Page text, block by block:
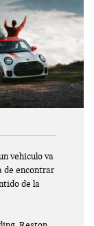
vehículo va
de encontrar
de la